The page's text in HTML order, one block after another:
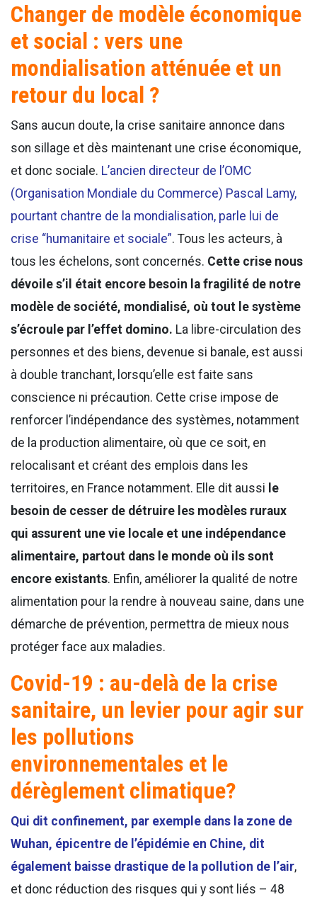
Changer de modèle économique
et social : vers une
mondialisation atténuée et un
retour du local ?
Sans aucun doute, la crise sanitaire annonce dans
son sillage et dès maintenant une crise économique,
et donc sociale. L’ancien directeur de l’OMC
(Organisation Mondiale du Commerce) Pascal Lamy,
pourtant chantre de la mondialisation, parle lui de
crise “humanitaire et sociale”. Tous les acteurs, à
tous les échelons, sont concernés. Cette crise nous
dévoile s’il était encore besoin la fragilité de notre
modèle de société, mondialisé, où tout le système
s’écroule par l’effet domino. La libre-circulation des
personnes et des biens, devenue si banale, est aussi
à double tranchant, lorsqu’elle est faite sans
conscience ni précaution. Cette crise impose de
renforcer l’indépendance des systèmes, notamment
de la production alimentaire, où que ce soit, en
relocalisant et créant des emplois dans les
territoires, en France notamment. Elle dit aussi le
besoin de cesser de détruire les modèles ruraux
qui assurent une vie locale et une indépendance
alimentaire, partout dans le monde où ils sont
encore existants. Enfin, améliorer la qualité de notre
alimentation pour la rendre à nouveau saine, dans une
démarche de prévention, permettra de mieux nous
protéger face aux maladies.
Covid-19 : au-delà de la crise
sanitaire, un levier pour agir sur
les pollutions
environnementales et le
dérèglement climatique?
Qui dit confinement, par exemple dans la zone de
Wuhan, épicentre de l’épidémie en Chine, dit
également baisse drastique de la pollution de l’air,
et donc réduction des risques qui y sont liés – 48